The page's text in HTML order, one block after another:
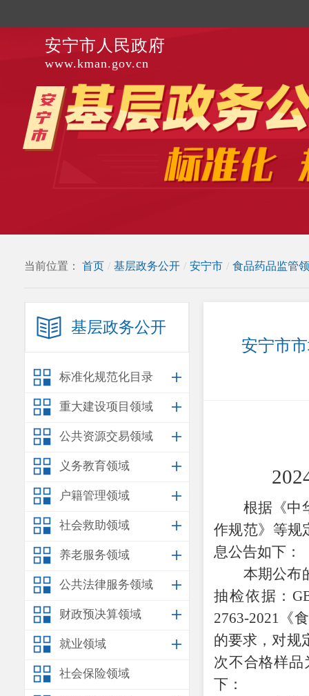
安宁市人民政府
www.kman.gov.cn
当前位置： 首页 / 基层政务公开 / 安宁市 / 食品药品监管
基层政务公开
标准化规范化目录
重大建设项目领域
公共资源交易领域
义务教育领域
户籍管理领域
社会救助领域
养老服务领域
公共法律服务领域
财政预决算领域
就业领域
社会保险领域
安宁市
2024年
根据《中
作规范》等规
息公告如下：
本期公布
抽检依据：
2763-2021《
的要求，对规
次不合格样
下：